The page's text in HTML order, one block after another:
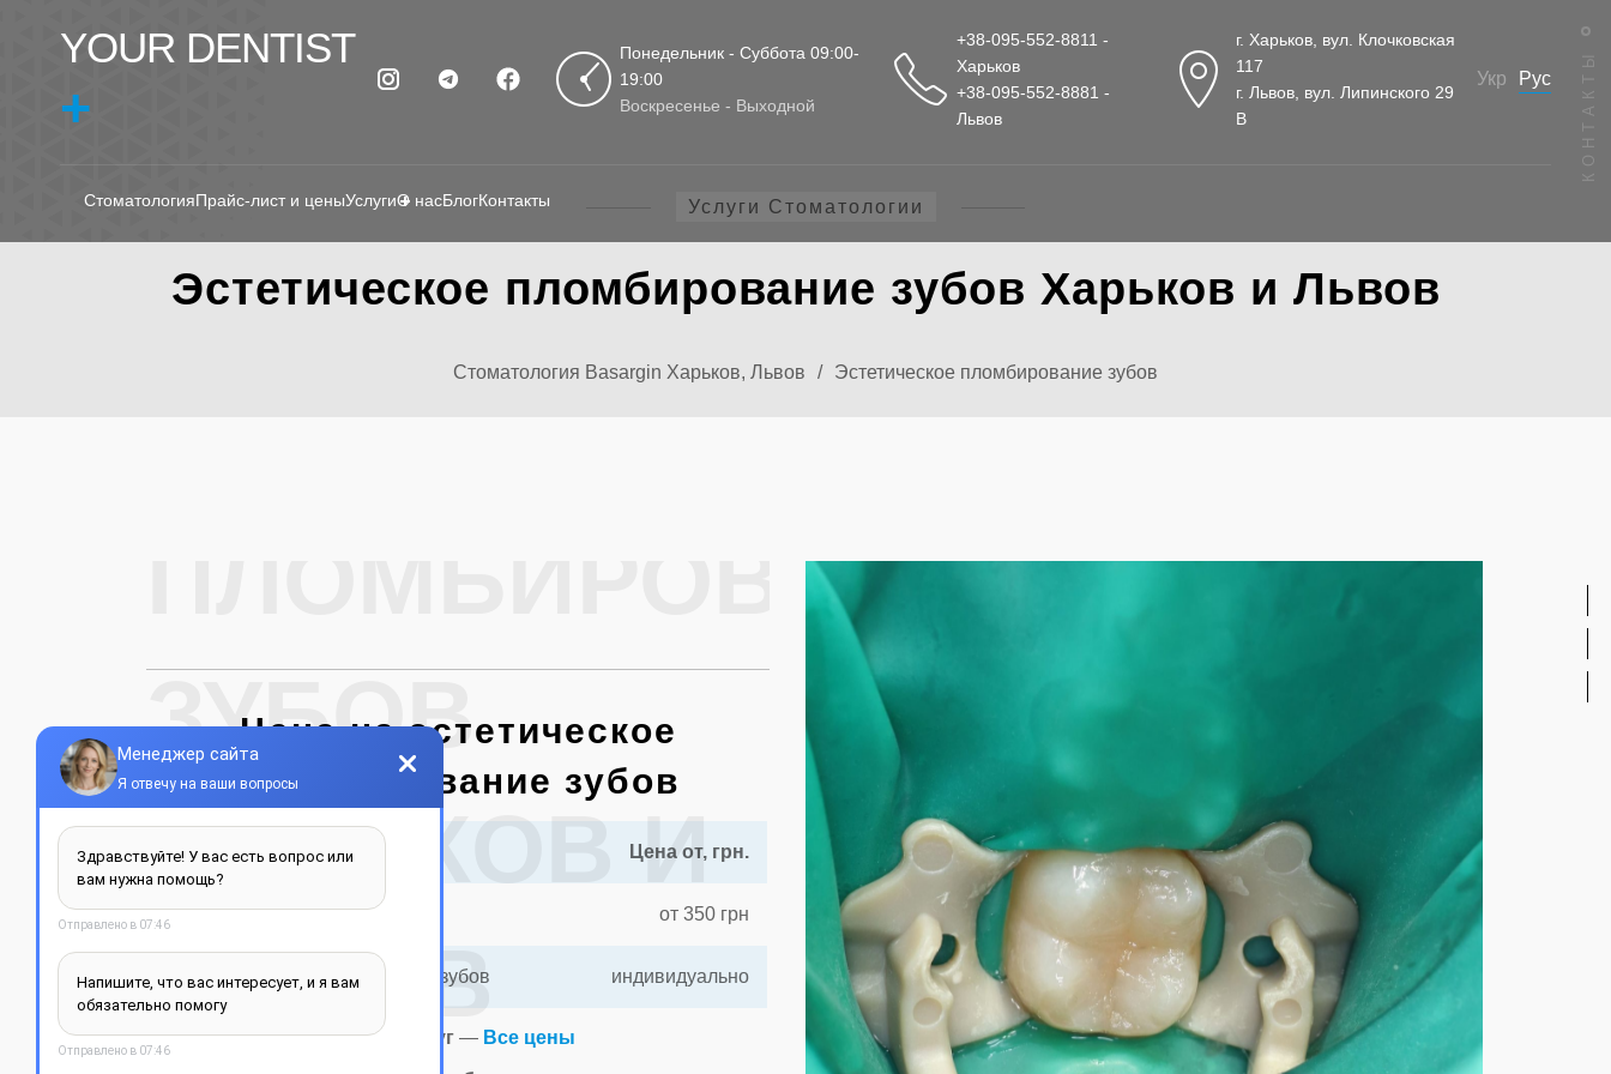
YOUR DENTIST
+
Понедельник - Суббота 09:00-
19:00
Воскресенье - Выходной
+38-095-552-8811 -
Харьков
+38-095-552-8881 -
Львов
г. Харьков, вул. Клочковская
117
г. Львов, вул. Липинского 29
В
Укр Рус
СтоматологияПрайс-лист и ценыУслугиО насБлогКонтакты Услуги Стоматологии
Эстетическое пломбирование зубов Харьков и Львов
Стоматология Basargin Харьков, Львов / Эстетическое пломбирование зубов
ПЛОМБИРОВАНИЕ
ЗУБОВ
ХАРЬКОВ И
ЛЬВОВ
Цена на эстетическое
пломбирование зубов
Название услуги: Цена от, грн.
Консультация от 350 грн
Эстетическое пломбирование зубов индивидуально
* Смотреть полный прайс услуг — Все цены
КОНТАКТЫ